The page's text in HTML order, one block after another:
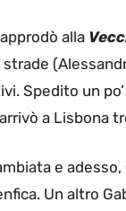
alla
Spedito un
a Lisbona
e adesso,
Un altro